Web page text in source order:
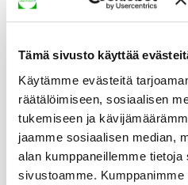
Tämä sivusto käyttää
Käytämme evästeitä
räätälöimiseen, sosiaalisen
tukemiseen ja
jaamme sosiaalisen median,
alan kumppaneillemme
sivustoamme.